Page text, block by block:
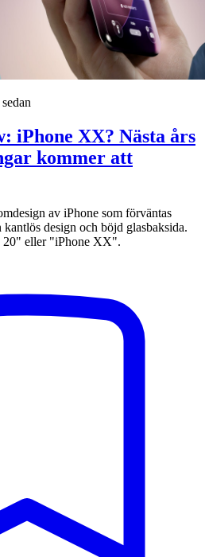
iPhone XX? Nästa års
kommer att
av iPhone som förväntas
kantlös design och böjd glasbaksida.
20" eller "iPhone XX".